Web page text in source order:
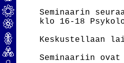
Seminaarin
klo 16-18
Keskustellaan
Seminaariin